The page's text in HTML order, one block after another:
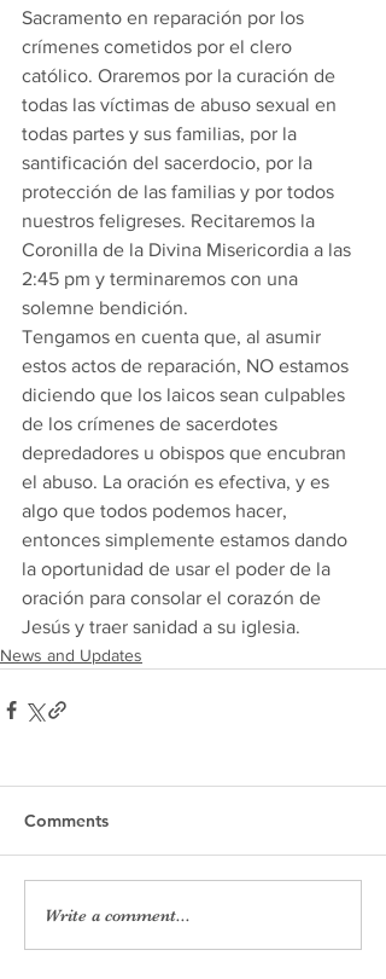
Sacramento en reparación por los
crímenes cometidos por el clero
católico. Oraremos por la curación de
todas las víctimas de abuso sexual en
todas partes y sus familias, por la
santificación del sacerdocio, por la
protección de las familias y por todos
nuestros feligreses. Recitaremos la
Coronilla de la Divina Misericordia a las
2:45 pm y terminaremos con una
solemne bendición.
Tengamos en cuenta que, al asumir
estos actos de reparación, NO estamos
diciendo que los laicos sean culpables
de los crímenes de sacerdotes
depredadores u obispos que encubran
el abuso. La oración es efectiva, y es
algo que todos podemos hacer,
entonces simplemente estamos dando
la oportunidad de usar el poder de la
oración para consolar el corazón de
Jesús y traer sanidad a su iglesia.
News and Updates
Comments
Write a comment...